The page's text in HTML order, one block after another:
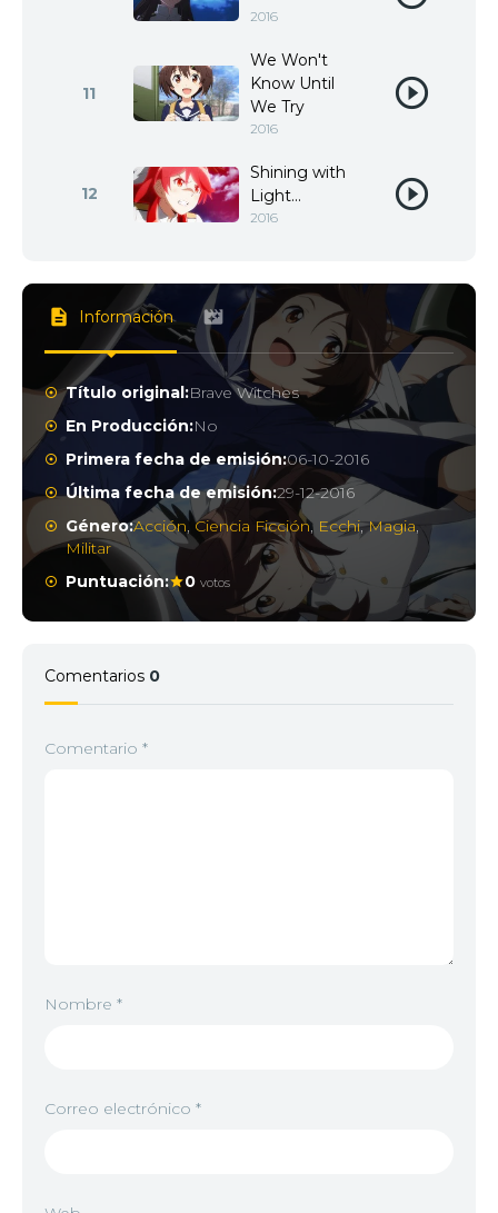
2016
11
We Won't
Know Until
We Try
2016
12
Shining with
Light...
2016
Información
Título original:Brave Witches
En Producción:No
Primera fecha de emisión:06-10-2016
Última fecha de emisión:29-12-2016
Género:Acción,Ciencia Ficción, Ecchi,Magia,
Militar
Puntuación:
0 votos
Comentarios 0
Comentario *
Nombre *
Correo electrónico *